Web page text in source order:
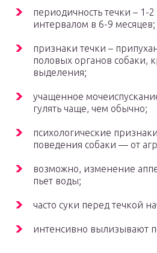
периодичность течки – 1-2
интервалом в 6-9 месяцев;
признаки течки –
половых органов собаки,
выделения;
учащенное
гулять чаще, чем обычно;
психологические
поведения собаки — от
возможно, изменение
пьет воды;
часто суки перед течкой
интенсивно вылизывают